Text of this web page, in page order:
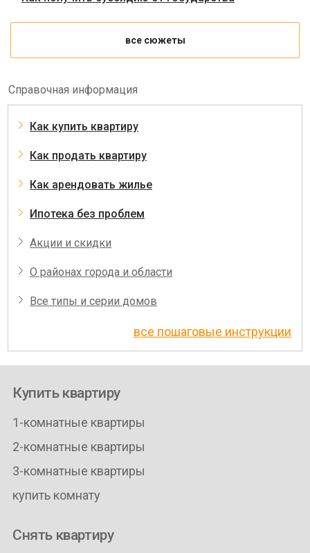
все сюжеты
Справочная информация
Как купить квартиру
Как продать квартиру
Как арендовать жилье
Ипотека без проблем
Акции и скидки
О районах города и области
Все типы и серии домов
все пошаговые инструкции
Купить квартиру
1-комнатные квартиры
2-комнатные квартиры
3-комнатные квартиры
купить комнату
Снять квартиру